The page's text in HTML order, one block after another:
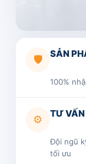
🛡️ SẢN
100%
⚙️ TƯ VẤN
Đội ngũ
tối ưu